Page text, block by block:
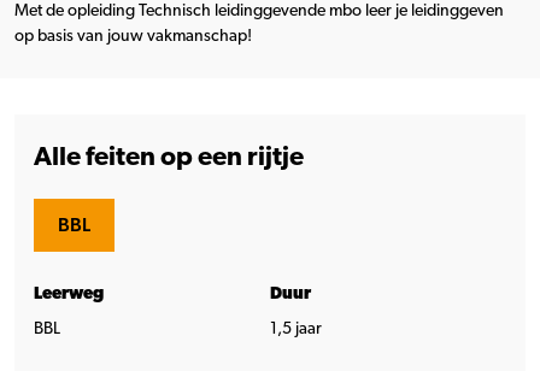
Met de opleiding Technisch leidinggevende mbo leer je leidinggeven
op basis van jouw vakmanschap!
Alle feiten op een rijtje
BBL
Leerweg
BBL
Duur
1,5 jaar